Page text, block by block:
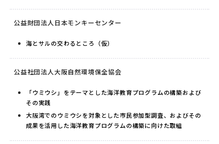
公益財団法人日本モンキーセンター
海とサルの交わるところ（仮）
公益社団法人大阪自然環境保全協会
「ウミウシ」をテーマとした海洋教育プログラムの構築および
その実践
大阪湾でのウミウシを対象とした市民参加型調査、およびその
成果を活用した海洋教育プログラムの構築に向けた取組